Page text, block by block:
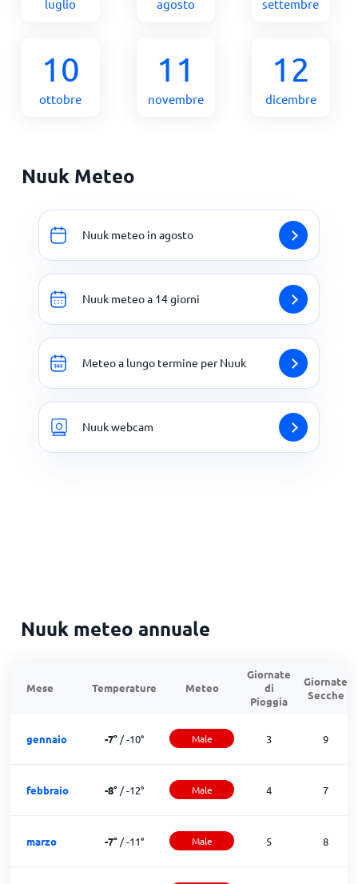
luglio agosto settembre
10
ottobre
11
novembre
12
dicembre
Nuuk Meteo
Nuuk meteo in agosto
Nuuk meteo a 14 giorni
Meteo a lungo termine per Nuuk
Nuuk webcam
Nuuk meteo annuale
Mese Temperature Meteo
Giornate
di
Pioggia
Giornate
Secche
gennaio -7° /-10° Male 3 9
febbraio -8° /-12° Male 4 7
marzo -7° /-11° Male 5 8